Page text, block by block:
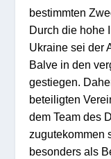
bestimmten
Durch die hohe
Ukraine sei der
Balve in den
gestiegen.
beteiligten
dem Team des
zugutekommen
besonders als